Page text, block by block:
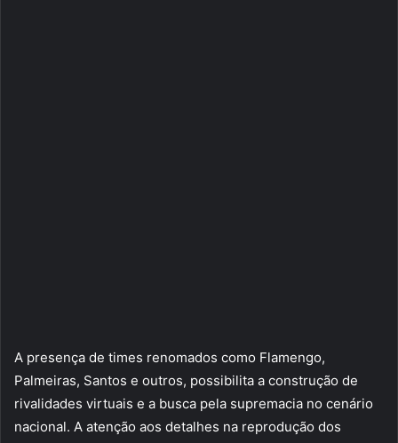
A presença de times renomados como Flamengo,
Palmeiras, Santos e outros, possibilita a construção de
rivalidades virtuais e a busca pela supremacia no cenário
nacional. A atenção aos detalhes na reprodução dos